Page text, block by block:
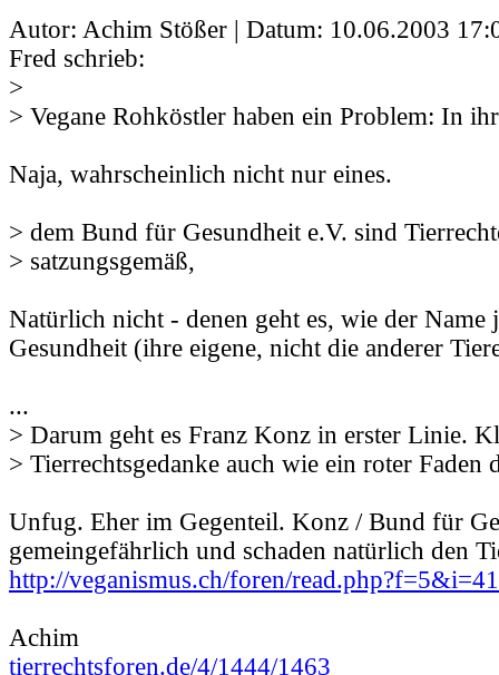
Autor: Achim Stößer | Datum: 10.06.2003
Fred schrieb:
>
> Vegane Rohköstler haben ein Problem: In
Naja, wahrscheinlich nicht nur eines.
> dem Bund für Gesundheit e.V. sind
> satzungsgemäß,
Natürlich nicht - denen geht es, wie der Name
Gesundheit (ihre eigene, nicht die anderer
...
> Darum geht es Franz Konz in erster Linie.
> Tierrechtsgedanke auch wie ein roter Faden
Unfug. Eher im Gegenteil. Konz / Bund für
gemeingefährlich und schaden natürlich den
http://veganismus.ch/foren/
Achim
tierrechtsforen.de/4/1444/1463